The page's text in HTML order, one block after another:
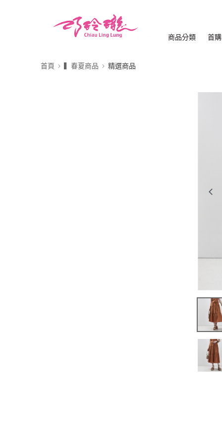
商品分類 首
首頁 ▍春夏商品 精選商品